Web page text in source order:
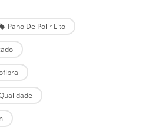
Pano De Polir Lito